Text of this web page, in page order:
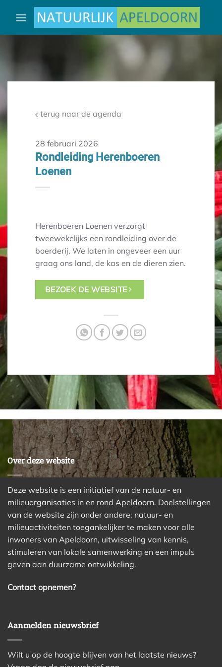
naar
terug naar de agenda
28 februari 2026
Rondleiding Herenboeren
Loenen
Herenboeren Loenen verzorgt
tweewekelijks een rondleiding over de
boerderij. We laten in ongeveer een uur
graag ons land, de kas en de dieren zien.
BEZOEK DE WEBSITE
Over deze website
Deze website is een initiatief van de natuur- en
milieuorganisaties in en rond Apeldoorn. Doelstellingen
van de website zijn onder andere: natuur- en
milieuactiviteiten toegankelijker te maken voor alle
inwoners van Apeldoorn, uitwisseling van kennis,
stimuleren van lokale samenwerking en een impuls
geven aan duurzame ontwikkeling.
Contact opnemen?
Aanmelden nieuwsbrief
Wilt u op de hoogte blijven van het laatste nieuws?